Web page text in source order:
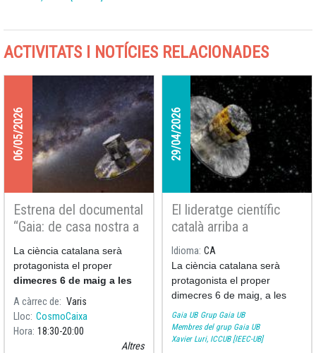
ACTIVITATS I NOTÍCIES RELACIONADES
06/05/2026
Estrena del documental
“Gaia: de casa nostra a
l’Univers” de Big Van
Ciencia
La ciència catalana serà
protagonista el proper
dimecres 6 de maig a les
18:30 h
, amb l’estrena del
documental“ Gaia: de casa
nostra a l’Univers
A càrrec de
Varis
Lloc CosmoCaixa
Hora 18:30 20:00
Altres
29/04/2026
El lideratge científic
català arriba a
CosmoCaixa amb
l’estrena de “Gaia: de
casa nostra a l’Univers”
Idioma CA
La ciència catalana serà
protagonista el proper
dimecres 6 de maig, a les
18:30, amb l’estrena del
documental “Gaia: de casa
nostra a l’Univers” a l’Auditori
Gaia UB Grup Gaia UB
Membres del grup Gaia UB
Xavier Luri, ICCUB [IEEC-UB]